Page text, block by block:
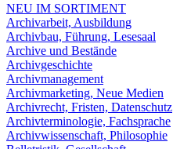
NEU IM SORTIMENT
Archivarbeit, Ausbildung
Archivbau, Führung, Lesesaal
Archive und Bestände
Archivgeschichte
Archivmanagement
Archivmarketing, Neue Medien
Archivrecht, Fristen, Datenschutz
Archivterminologie, Fachsprache
Archivwissenschaft, Philosophie